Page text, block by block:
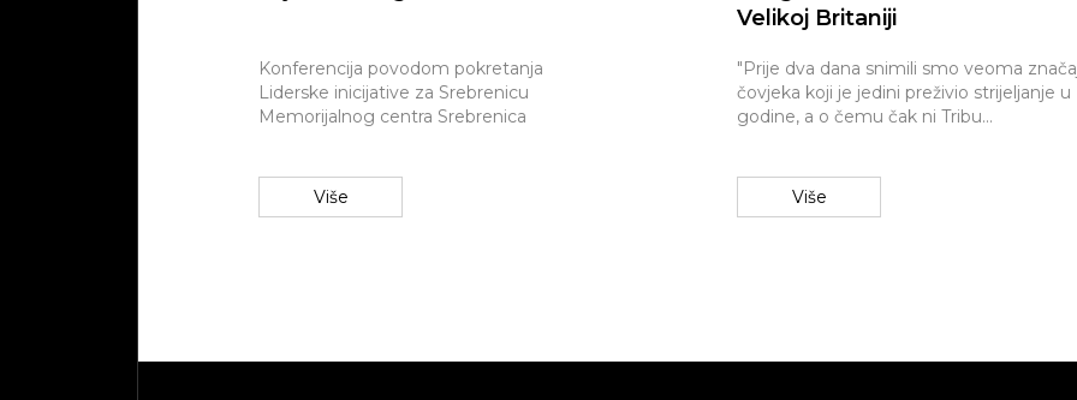
Konferencija povodom pokretanja
Liderske inicijative za Srebrenicu
Memorijalnog centra Srebrenica
Više
Velikoj Britaniji
"Prije dva dana snimili smo veoma
čovjeka koji je jedini preživio strijeljanje u
godine, a o čemu čak ni Tribu...
Više